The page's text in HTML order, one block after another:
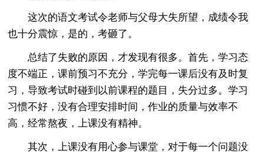
这次的语文考试令老师与父母大失所望，成绩令我
也十分震惊，是的，考砸了。
总结了失败的原因，才发现有很多。首先，学习态
度不端正，课前预习不充分，学完每一课后没有及时复
习，导致考试时碰到以前课程的题目，失分过多。学习
习惯不好，没有合理安排时间，作业的质量与效率不
高，经常熬夜，上课没有精神。
其次，上课没有用心参与课堂，对于每一个问题没